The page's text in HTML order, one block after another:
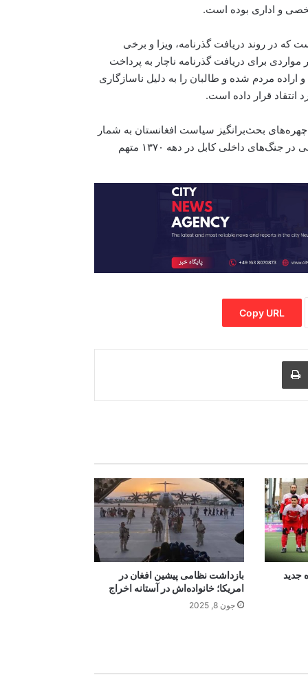
و اداری بوده است.
که در روند دریافت گذرنامه، ویزا و برخی
برای دریافت گذرنامه ناچار به پرداخت
مردم شده و طالبان را به دلیل ناسازگاری
قرار داده است.
بحث‌برانگیز سیاست افغانستان به شمار
می‌رود. شماری از پژوهشگران و آگاهان سیاسی او را به نقش‌آفرینی در جنگ‌های داخلی کابل در دهه ۱۳۷۰ متهم
Copy URL
Share
Print
جدید
بازداشت نظامی پیشین افغان در
امریکا؛ خانواده‌اش در آستانه اخراج
جون 8, 2025